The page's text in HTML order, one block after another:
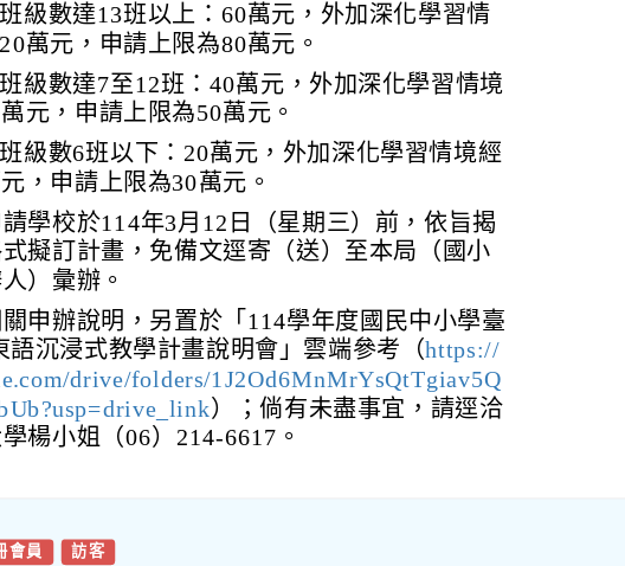
級數達13班以上：60萬元，外加深化學習情
萬元，申請上限為80萬元。
級數達7至12班：40萬元，外加深化學習情境
元，申請上限為50萬元。
級數6班以下：20萬元，外加深化學習情境經
，申請上限為30萬元。
學校於114年3月12日（星期三）前，依旨揭
擬訂計畫，免備文逕寄（送）至本局（國小
）彙辦。
申辦說明，另置於「114學年度國民中小學臺
語沉浸式教學計畫說明會」雲端參考（https://
drive/folders/1J2Od6MnMrYsQtTgiav5Q
）；倘有未盡事宜，請逕洽
楊小姐（06）214-6617。
會員 訪客